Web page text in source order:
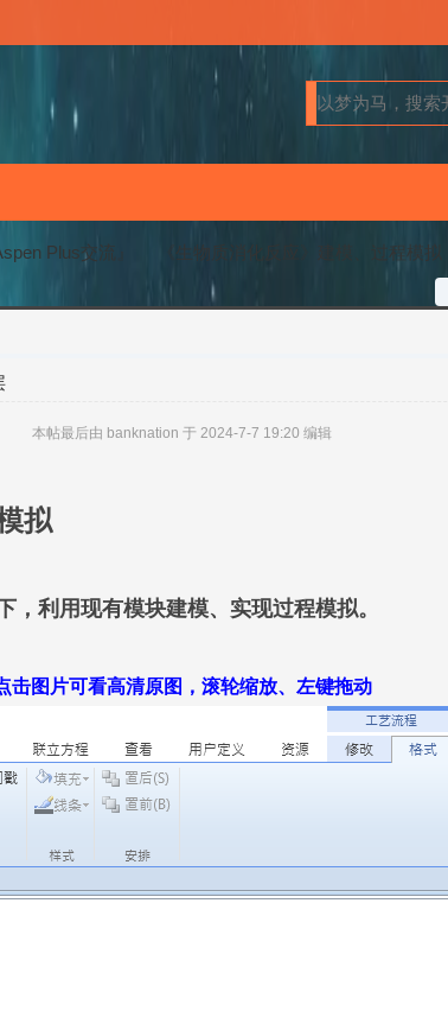
Plus交流』
《生物质消化反应》建模、过程模拟
本帖最后由 banknation 于 2024-7-7 19:20 编辑
拟
利用现有模块建模、实现过程模拟。
击图片可看高清原图，滚轮缩放、左键拖动